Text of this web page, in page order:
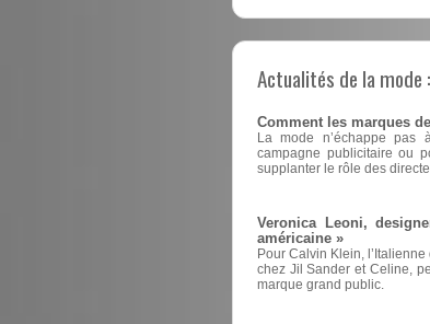
Actualités de la mode :
Comment les marques
La mode n’échappe pas
campagne publicitaire ou
supplanter le rôle des
Veronica Leoni,
américaine »
Pour Calvin Klein,
chez Jil Sander et Celine,
marque grand public.